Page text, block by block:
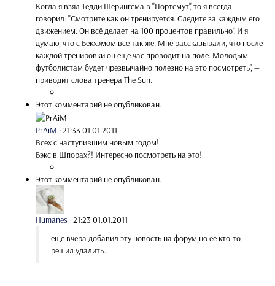
Когда я взял Тедди Шерингема в "Портсмут", то я всегда
говорил: "Смотрите как он тренируется. Следите за каждым его
движением. Он всё делает на 100 процентов правильно". И я
думаю, что с Бекхэмом всё так же. Мне рассказывали, что после
каждой тренировки он ещё час проводит на поле. Молодым
футболистам будет чрезвычайно полезно на это посмотреть", —
приводит слова тренера The Sun.
Этот комментарий не опубликован.
PrAiM ·21:33 01.01.2011
Всех с наступившим новым годом!
Бэкс в Шпорах?! Интересно посмотреть на это!
Этот комментарий не опубликован.
Humanes ·21:23 01.01.2011
еще вчера добавил эту новость на форум,но ее кто-то
решил удалить..